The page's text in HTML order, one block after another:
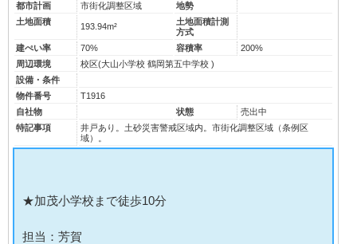
都市計画
市街化調整区域
地勢
土地面積
193.94m²
土地面積計測
方式
建ぺい率
70% 容積率
200%
周辺環境
校区(大山小学校 鶴岡第五中学校 )
設備・条件
物件番号
T1916
自社物
状態
売出中
特記事項
井戸あり。土砂災害警戒区域内。市街化調整区域（条例区
域）。
★加茂小学校まで徒歩10分
担当：芳賀